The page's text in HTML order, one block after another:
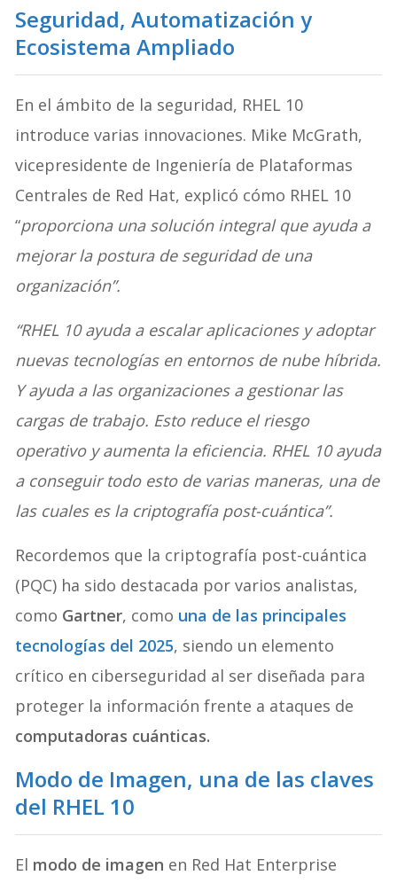
Seguridad, Automatización y
Ecosistema Ampliado
En el ámbito de la seguridad, RHEL 10
introduce varias innovaciones. Mike McGrath,
vicepresidente de Ingeniería de Plataformas
Centrales de Red Hat, explicó cómo RHEL 10
“proporciona una solución integral que ayuda a
mejorar la postura de seguridad de una
organización”.
“RHEL 10 ayuda a escalar aplicaciones y adoptar
nuevas tecnologías en entornos de nube híbrida.
Y ayuda a las organizaciones a gestionar las
cargas de trabajo. Esto reduce el riesgo
operativo y aumenta la eficiencia. RHEL 10 ayuda
a conseguir todo esto de varias maneras, una de
las cuales es la criptografía post-cuántica”.
Recordemos que la criptografía post-cuántica
(PQC) ha sido destacada por varios analistas,
como Gartner, como una de las principales
tecnologías del 2025, siendo un elemento
crítico en ciberseguridad al ser diseñada para
proteger la información frente a ataques de
computadoras cuánticas.
Modo de Imagen, una de las claves
del RHEL 10
El modo de imagen en Red Hat Enterprise